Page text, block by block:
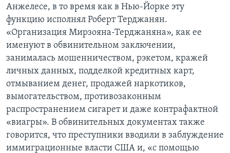
Анжелесе, в то время как в Нью-Йорке эту
функцию исполнял Роберт Терджанян.
«Организация Мирзояна-Терджаняна», как ее
именуют в обвинительном заключении,
занималась мошенничеством, рэкетом, кражей
личных данных, подделкой кредитных карт,
отмыванием денег, продажей наркотиков,
вымогательством, противозаконным
распространением сигарет и даже контрафактной
«виагры». В обвинительных документах также
говорится, что преступники вводили в заблуждение
иммиграционные власти США и, «с помощью